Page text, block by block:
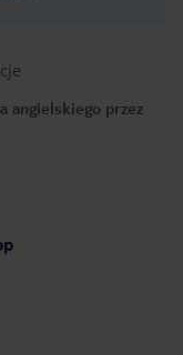
angielskiego przez